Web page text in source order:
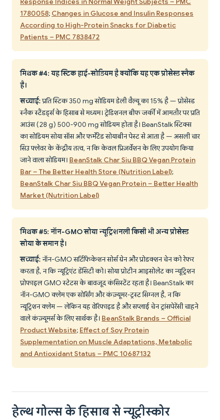
1780058; Changes in Glucose and Insulin Responses
According to High-Protein Snacks for Diabetic
Patients – PMC 7838472
मिथक #4: यह स्टिक हाई-सोडियम है क्योंकि यह एक प्रोसेस्ड स्नैक
है।
सच्चाई:प्रति स्टिक 350 mg सोडियम डेली वैल्यू का 15% है — प्रोसेस्ड
स्नैक स्टैंडर्ड्स के हिसाब से मध्यम। ट्रेडिशनल बीफ जर्की में आमतौर पर प्रति
आउंस (28 g) 500-900 mg सोडियम होता है। BeanStalk स्टिक्स
का सोडियम सोया सॉस और फर्मेंटेड सोयाबीन पेस्ट से आता है — असली चार
सिउ फ्लेवर के केंद्रीय तत्व, न कि केवल प्रिज़र्वेशन के लिए उपयोग किया
जाने वाला सोडियम। BeanStalk Char Siu BBQ Vegan Protein
Bar – The Better Health Store (Nutrition Label);
BeanStalk Char Siu BBQ Vegan Protein – Better Health
Market (Nutrition Label)
मिथक #5: नॉन-GMO सोया न्यूट्रिशनली किसी भी अन्य प्रोसेस्ड
सोया के समान है।
सच्चाई: नॉन-GMO सर्टिफिकेशन सोर्स ग्रेन और प्रोडक्शन चेन को रेफर
करता है, न कि न्यूट्रिएंट डेंसिटी को। सोया प्रोटीन आइसोलेट का न्यूट्रिशन
प्रोफाइल GMO स्टेटस के बावजूद कंसिस्टेंट रहता है। BeanStalk का
नॉन-GMO क्लेम एक सोर्सिंग और कंज़्यूमर-ट्रस्ट सिग्नल है, न कि
न्यूट्रिशन क्लेम — लेकिन यह वेरिफाइड है और सप्लाई चेन ट्रांसपेरेंसी चाहने
वाले कंज़्यूमर्स के लिए सार्थक है। BeanStalk Brands – Official
Product Website; Effect of Soy Protein
Supplementation on Muscle Adaptations, Metabolic
and Antioxidant Status – PMC 10687132
हेल्थ गोल्स के हिसाब से न्यूट्रीस्कोर